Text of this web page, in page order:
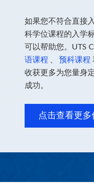
如果您不符合直接
科学位课程的入学
可以帮助您。UTS
语课程
预科课程
收获更多为您量身
成功。
点击查看更多